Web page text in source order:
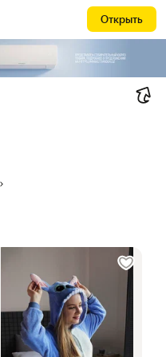
Открыть